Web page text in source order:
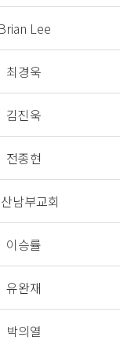
Lee
최경욱
김진욱
전종현
남부교회
이승률
유완재
박의열